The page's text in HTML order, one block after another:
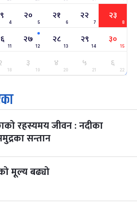
Mar 6, 2027
दिवस
- Mar 8, 2027
७ महिना बाँकी
Mar 9, 2027
७ महिना बाँकी
2027
22, 2027
७ महिना बाँकी
4
२०
5
२१
6
२२
7
२३
8
11
२७
12
२८
13
२९
14
३०
15
18
३
19
४
20
५
21
६
22
रहस्यमय जीवन : नदीका
सन्तान
मूल्य बढ्यो